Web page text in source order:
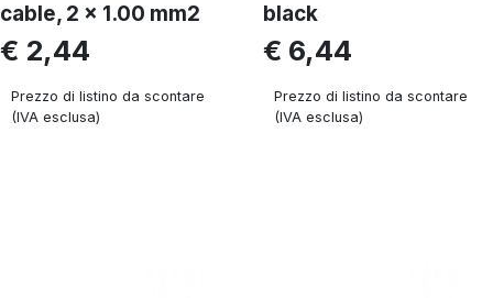
cable, 2 x 1.00 mm2
€ 2,44
Prezzo di listino da scontare
(IVA esclusa)
black
€ 6,44
Prezzo di listino da scontare
(IVA esclusa)